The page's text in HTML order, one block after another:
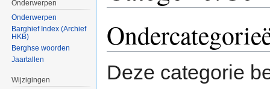
Deze categorie
Onderwerpen
Onderwerpen
Barghief Index (Archief
HKB)
Berghse woorden
Jaartallen
Wijzigingen